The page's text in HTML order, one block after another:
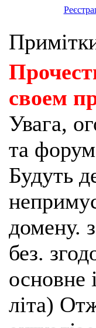
своем
Увага,
та
Будуть
домену.
без.
основне
літа)